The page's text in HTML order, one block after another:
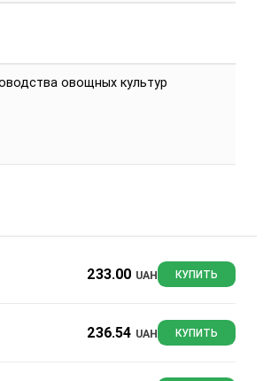
овощных культур
233.00 UAH КУПИТЬ
236.54 UAH КУПИТЬ